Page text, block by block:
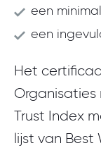
een
een
Het
Trust Index
lijst van Best